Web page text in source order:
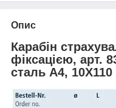
Опис
Карабін
фіксацією, арт.
сталь А4, 10X110